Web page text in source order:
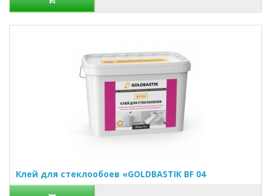
Клей для стеклообоев «GOLDBASTIK BF 04